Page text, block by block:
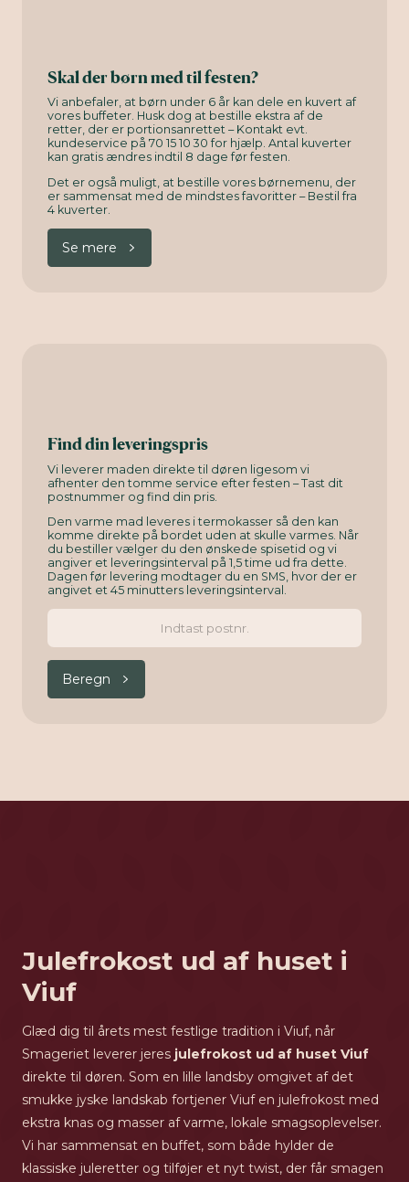
Skal der børn med til festen?
Vi anbefaler, at børn under 6 år kan dele en kuvert af
vores buffeter. Husk dog at bestille ekstra af de
retter, der er portionsanrettet – Kontakt evt.
kundeservice på 70 15 10 30 for hjælp. Antal kuverter
kan gratis ændres indtil 8 dage før festen.
Det er også muligt, at bestille vores børnemenu, der
er sammensat med de mindstes favoritter – Bestil fra
4 kuverter.
Se mere
Find din leveringspris
Vi leverer maden direkte til døren ligesom vi
afhenter den tomme service efter festen – Tast dit
postnummer og find din pris.
Den varme mad leveres i termokasser så den kan
komme direkte på bordet uden at skulle varmes. Når
du bestiller vælger du den ønskede spisetid og vi
angiver et leveringsinterval på 1,5 time ud fra dette.
Dagen før levering modtager du en SMS, hvor der er
angivet et 45 minutters leveringsinterval.
Beregn
Julefrokost ud af huset i
Viuf
Glæd dig til årets mest festlige tradition i Viuf, når
Smageriet leverer jeres julefrokost ud af huset Viuf
direkte til døren. Som en lille landsby omgivet af det
smukke jyske landskab fortjener Viuf en julefrokost med
ekstra knas og masser af varme, lokale smagsoplevelser.
Vi har sammensat en buffet, som både hylder de
klassiske juleretter og tilføjer et nyt twist, der får smagen